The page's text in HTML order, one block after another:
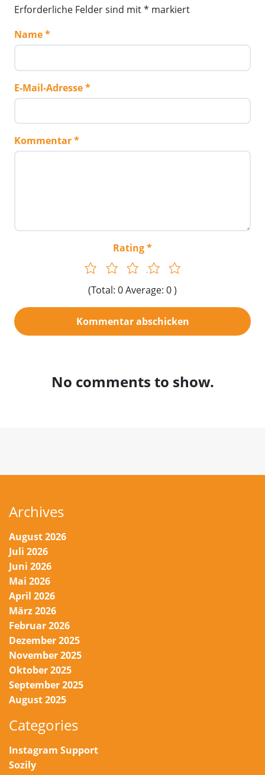
Erforderliche Felder sind mit* markiert
Name
E-Mail-Adresse
Kommentar
Rating
4
(Total: 0 Average: 0 )
No comments to show.
Archives
August 2026
Juli 2026
Juni 2026
Mai 2026
April 2026
März 2026
Februar 2026
Dezember 2025
November 2025
Oktober 2025
September 2025
August 2025
Categories
Instagram Support
Sozily